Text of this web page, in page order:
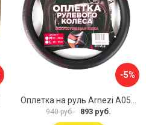
-5%
940 руб. 893 руб.